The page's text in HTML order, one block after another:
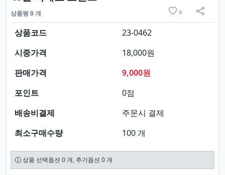
상품평 0 개 0
sns 공
상품코드
23-0462
시중가격
18,000원
판매가격
9,000원
포인트
0점
배송비결제
주문시 결제
최소구매수량
100 개
상품 선택옵션 0 개, 추가옵션 0 개